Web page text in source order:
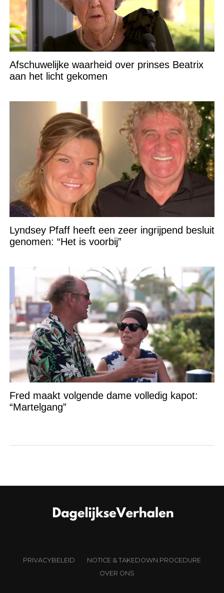
Afschuwelijke waarheid over prinses Beatrix
aan het licht gekomen
Lyndsey Pfaff heeft een zeer ingrijpend besluit
genomen: “Het is voorbij”
Fred maakt volgende dame volledig kapot:
“Martelgang”
PRIVACYBELEID
NOTICE & TAKEDOWN PROCEDURE
OVER ONS